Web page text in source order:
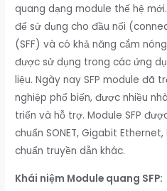
quang dạng module thế hệ
để sử dụng cho đầu nối
(SFF) và có khả năng cắm
được sử dụng trong các ứng
liệu. Ngày nay SFP module đã
nghiệp phổ biến, được nhiều
triển và hỗ trợ. Module SFP
chuẩn SONET, Gigabit
chuẩn truyền dẫn khác.
Khái niệm Module quang SFP: